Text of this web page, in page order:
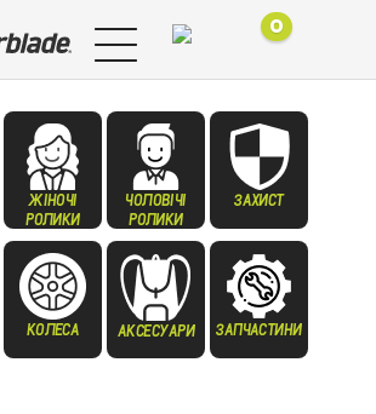
0
ЖІНОЧІ
РОЛИКИ
ЧОЛОВІЧІ
РОЛИКИ
ЗАХИСТ
КОЛЕСА АКСЕСУАРИ ЗАПЧАСТИНИ